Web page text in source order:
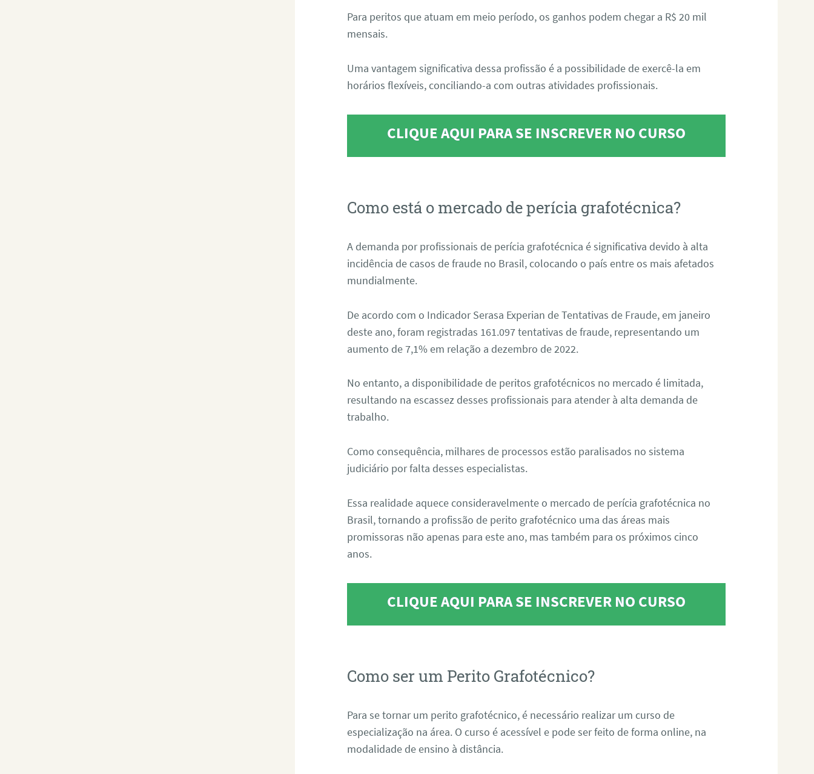
Para peritos que atuam em meio período, os ganhos podem chegar a R$ 20 mil
mensais.
Uma vantagem significativa dessa profissão é a possibilidade de exercê-la em
horários flexíveis, conciliando-a com outras atividades profissionais.
CLIQUE AQUI PARA SE INSCREVER NO CURSO
Como está o mercado de perícia grafotécnica?
A demanda por profissionais de perícia grafotécnica é significativa devido à alta
incidência de casos de fraude no Brasil, colocando o país entre os mais afetados
mundialmente.
De acordo com o Indicador Serasa Experian de Tentativas de Fraude, em janeiro
deste ano, foram registradas 161.097 tentativas de fraude, representando um
aumento de 7,1% em relação a dezembro de 2022.
No entanto, a disponibilidade de peritos grafotécnicos no mercado é limitada,
resultando na escassez desses profissionais para atender à alta demanda de
trabalho.
Como consequência, milhares de processos estão paralisados no sistema
judiciário por falta desses especialistas.
Essa realidade aquece consideravelmente o mercado de perícia grafotécnica no
Brasil, tornando a profissão de perito grafotécnico uma das áreas mais
promissoras não apenas para este ano, mas também para os próximos cinco
anos.
CLIQUE AQUI PARA SE INSCREVER NO CURSO
Como ser um Perito Grafotécnico?
Para se tornar um perito grafotécnico, é necessário realizar um curso de
especialização na área. O curso é acessível e pode ser feito de forma online, na
modalidade de ensino à distância.